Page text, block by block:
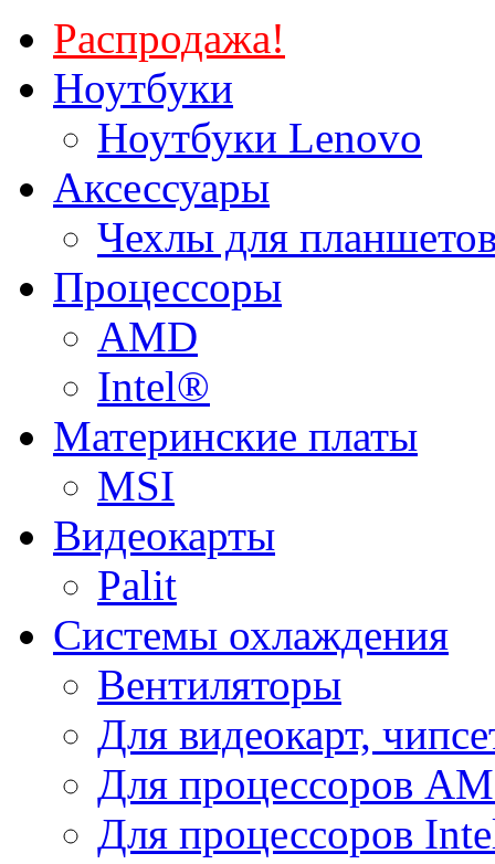
Распродажа!
Ноутбуки
Ноутбуки Lenovo
Аксессуары
Чехлы для
Процессоры
AMD
Intel®
Материнские платы
MSI
Видеокарты
Palit
Системы охлаждения
Вентиляторы
Для видеокарт,
Для процессоров
Для процессоров